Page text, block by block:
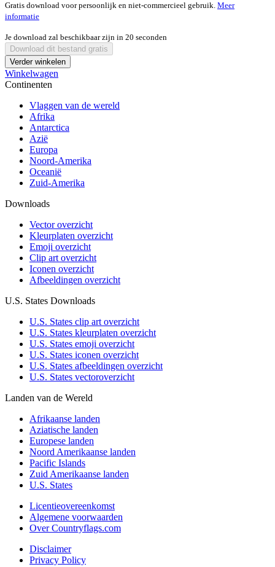
Gratis download voor persoonlijk en niet-commercieel gebruik. Meer
informatie
Je download zal beschikbaar zijn in 20 seconden
Download dit bestand gratis
Verder winkelen
Winkelwagen
Continenten
Vlaggen van de wereld
Afrika
Antarctica
Azië
Europa
Noord-Amerika
Oceanië
Zuid-Amerika
Downloads
Vector overzicht
Kleurplaten overzicht
Emoji overzicht
Clip art overzicht
Iconen overzicht
Afbeeldingen overzicht
U.S. States Downloads
U.S. States clip art overzicht
U.S. States kleurplaten overzicht
U.S. States emoji overzicht
U.S. States iconen overzicht
U.S. States afbeeldingen overzicht
U.S. States vectoroverzicht
Landen van de Wereld
Afrikaanse landen
Aziatische landen
Europese landen
Noord Amerikaanse landen
Pacific Islands
Zuid Amerikaanse landen
U.S. States
Licentieovereenkomst
Algemene voorwaarden
Over Countryflags.com
Disclaimer
Privacy Policy